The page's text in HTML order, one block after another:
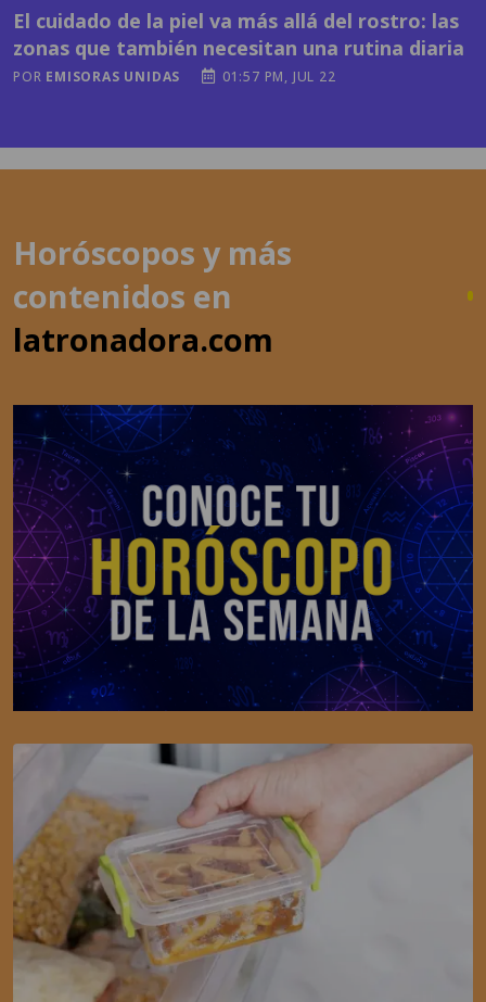
POR EMISORAS UNIDAS 01:57 PM, JUL 22
contenidos en
latronadora.com